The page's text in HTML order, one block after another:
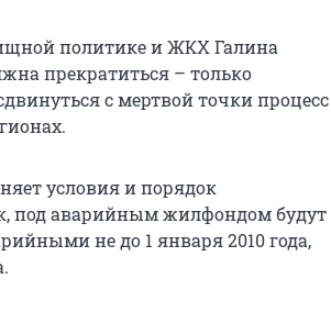
политике и ЖКХ Галина
прекратиться – только
с мертвой точки процесс
условия и порядок
под аварийным жилфондом будут
не до 1 января 2010 года,